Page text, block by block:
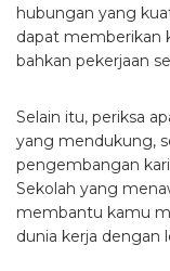
hubungan yang
dapat memberikan
bahkan pekerjaan
Selain itu, periksa
yang mendukung,
pengembangan
Sekolah yang
membantu kamu
dunia kerja dengan